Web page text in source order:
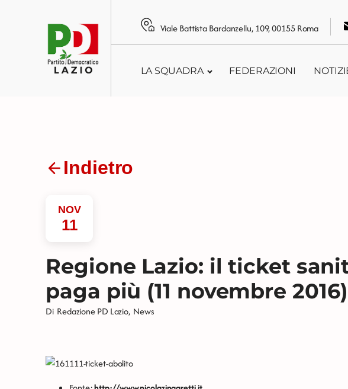
Viale Battista Bardanzellu, 109, 00155 Roma
LA SQUADRA FEDERAZIONI
Indietro
NOV
11
Regione Lazio: il ticket
paga più (11 novembre 2016)
Di Redazione PD Lazio, News